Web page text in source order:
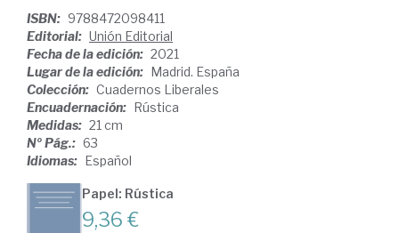
ISBN: 9788472098411
Editorial: Unión Editorial
Fecha de la edición: 2021
Lugar de la edición: Madrid. España
Colección: Cuadernos Liberales
Encuadernación: Rústica
Medidas: 21 cm
Nº Pág.: 63
Idiomas: Español
Papel: Rústica
9,36 €